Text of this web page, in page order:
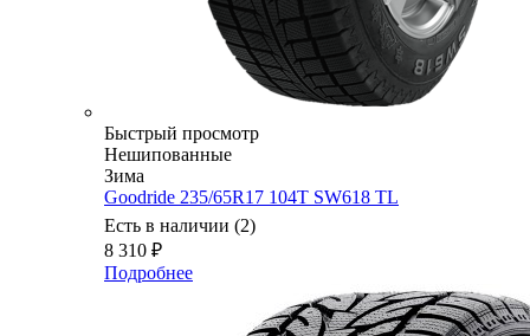
Быстрый просмотр
Нешипованные
Зима
Goodride 235/65R17 104T SW618 TL
Есть в наличии (2)
8 310 ₽
Подробнее